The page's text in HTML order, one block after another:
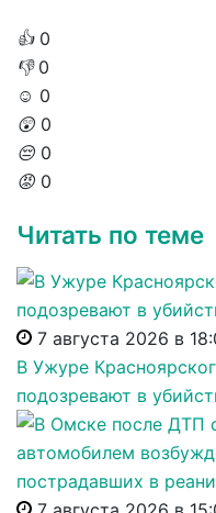
👍 0
👎 0
☺️ 0
😲 0
😔 0
😡 0
Читать по теме
7 августа 2026 в
В Ужуре
подозревают в